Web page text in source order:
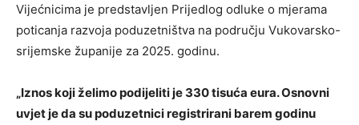
Vijećnicima je predstavljen Prijedlog odluke o mjerama
poticanja razvoja poduzetništva na području Vukovarsko-
srijemske županije za 2025. godinu.
„Iznos koji želimo podijeliti je 330 tisuća eura. Osnovni
uvjet je da su poduzetnici registrirani barem godinu